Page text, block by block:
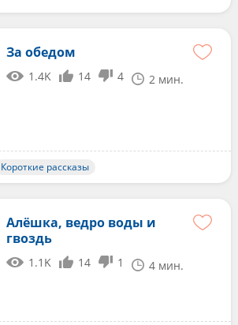
За обедом
1.4K 14 4 2 мин.
Короткие рассказы
Алёшка, ведро воды и
гвоздь
1.1K 14 1 4 мин.